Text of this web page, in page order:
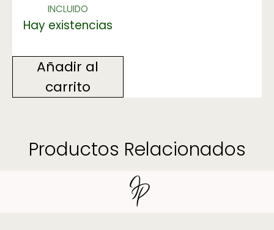
INCLUIDO
Hay existencias
Añadir al
carrito
Productos Relacionados